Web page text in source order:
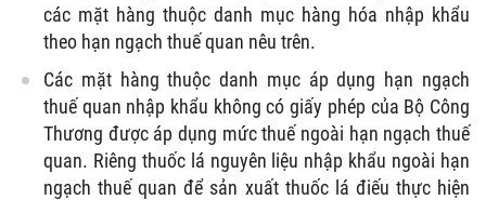
các mặt hàng thuộc danh mục hàng hóa nhập khẩu
theo hạn ngạch thuế quan nêu trên.
Các mặt hàng thuộc danh mục áp dụng hạn ngạch
thuế quan nhập khẩu không có giấy phép của Bộ Công
Thương được áp dụng mức thuế ngoài hạn ngạch thuế
quan. Riêng thuốc lá nguyên liệu nhập khẩu ngoài hạn
ngạch thuế quan để sản xuất thuốc lá điếu thực hiện